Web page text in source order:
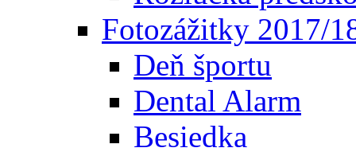
Fotozážitky 2017/
Deň športu
Dental Alarm
Besiedka